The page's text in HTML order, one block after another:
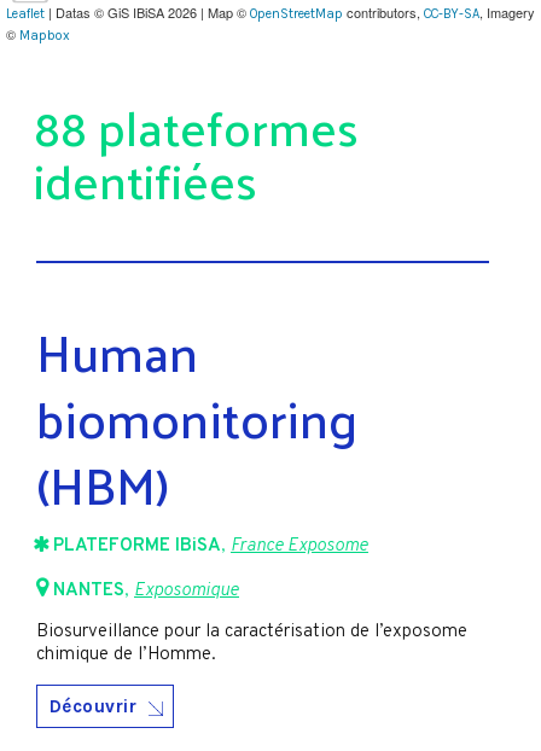
Leaflet | Datas © GiS IBiSA 2026 | Map © OpenStreetMap contributors, CC-BY-SA, Imagery
© Mapbox
88 plateformes
identifiées
Human
biomonitoring
(HBM)
PLATEFORME IBiSA, France Exposome
NANTES, Exposomique
Biosurveillance pour la caractérisation de l’exposome
chimique de l’Homme.
Découvrir